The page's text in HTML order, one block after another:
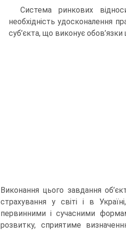
Система ринкових
необхідність удосконалення
суб’єкта, що виконує
Виконання цього завдання
страхування у світі і в
первинними і сучасними
розвитку, сприятиме